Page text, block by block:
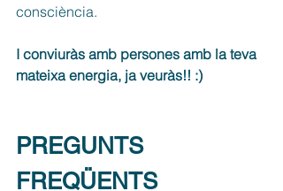
consciència.
I conviuràs amb persones amb la teva
mateixa energia, ja veuràs!! :)
PREGUNTS
FREQÜENTS